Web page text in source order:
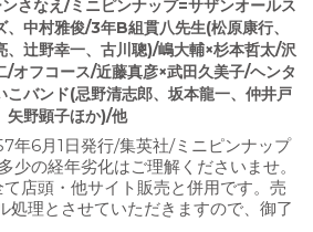
さなえ/ミニピンナップ=サザンオールス
、中村雅俊/3年B組貫八先生(松原康行、
、辻野幸一、古川聰)/嶋大輔×杉本哲太/沢
/オフコース/近藤真彦×武田久美子/ヘンタ
こバンド(忌野清志郎、坂本龍一、仲井戸
矢野顕子ほか)/他
年6月1日発行/集英社/ミニピンナップ
少の経年劣化はご理解くださいませ。
店頭・他サイト販売と併用です。売
処理とさせていただきますので、御了